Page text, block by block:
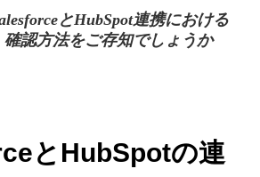
とHubSpot連携における
認方法をご存知でしょうか
とHubSpotの連